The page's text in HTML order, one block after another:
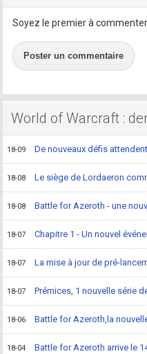
Soyez le premier à
Poster un commentaire
World of Warcraft :
18-09 De nouveaux défis
18-08 Le siège de Lordaeron
18-08 Battle for Azeroth - une
18-07 Chapitre 1 - Un nouvel
18-07 La mise à jour de pré-
18-07 Prémices, 1 nouvelle série
18-06 Battle for Azeroth,la
18-04 Battle for Azeroth arrive le